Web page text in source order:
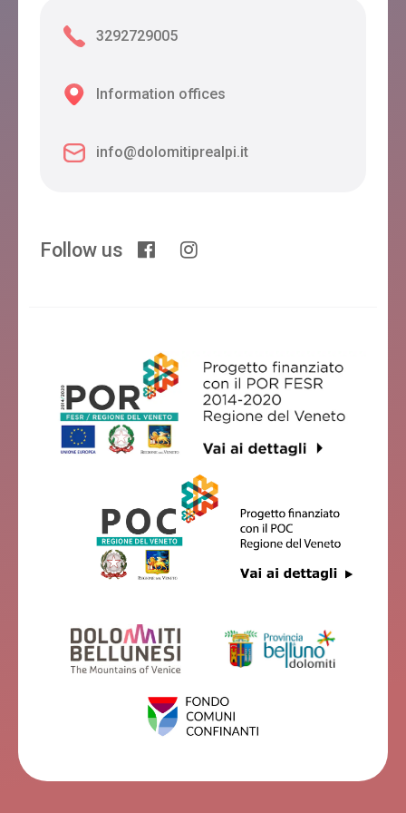
3292729005
Information offices
info@dolomitiprealpi.it
Follow us